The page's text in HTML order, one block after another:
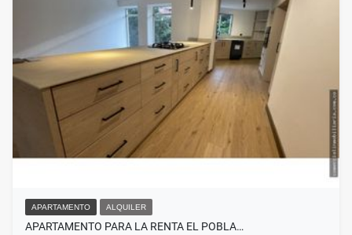
APARTAMENTO ALQUILER
APARTAMENTO PARA LA RENTA EL POBLA…